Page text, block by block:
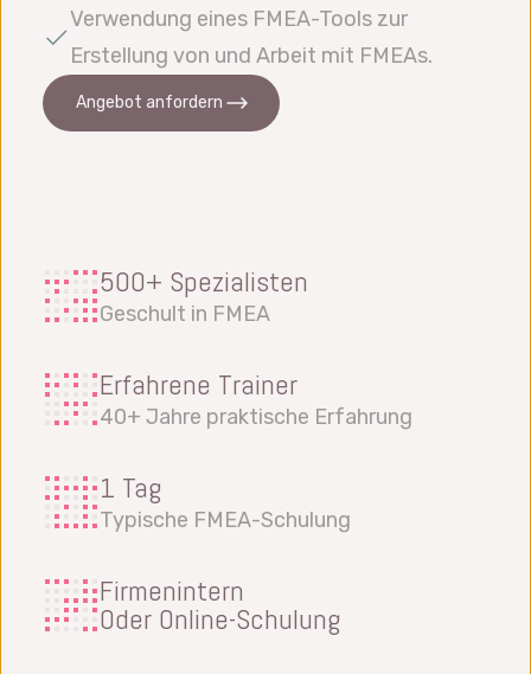
Verwendung eines FMEA-Tools zur
Erstellung von und Arbeit mit FMEAs.
Angebot anfordern
500+ Spezialisten
Geschult in FMEA
Erfahrene Trainer
40+ Jahre praktische Erfahrung
1 Tag
Typische FMEA-Schulung
Firmenintern
Oder Online-Schulung